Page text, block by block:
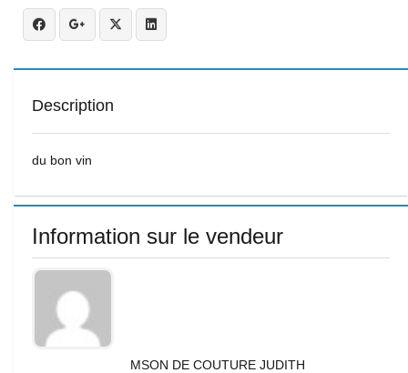
Description
du bon vin
Information sur le vendeur
MSON DE COUTURE JUDITH